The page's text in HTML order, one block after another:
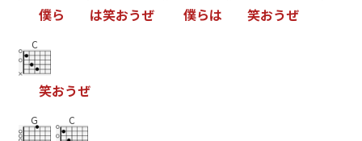
僕ら は笑おうぜ 僕らは 笑おうぜ
C
笑おうぜ
G C